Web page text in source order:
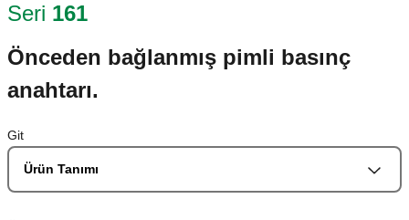
Seri 161
Önceden bağlanmış pimli basınç
anahtarı.
Git
Ürün Tanımı